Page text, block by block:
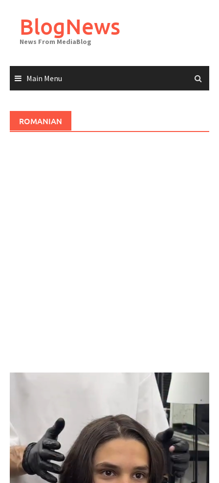
contentBlogNews
News From MediaBlog
Main Menu
ROMANIAN